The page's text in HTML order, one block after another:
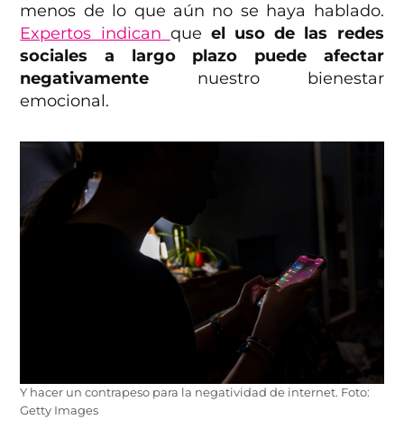
menos de lo que aún no se haya hablado.
Expertos indican que el uso de las redes
sociales a largo plazo puede afectar
negativamente nuestro bienestar
emocional.
Y hacer un contrapeso para la negatividad de internet. Foto:
Getty Images